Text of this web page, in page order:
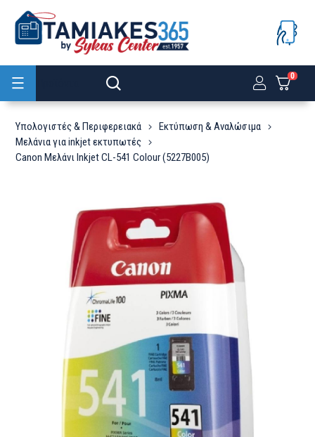
0
Υπολογιστές & Περιφερειακά
Εκτύπωση & Αναλώσιμα
Μελάνια για inkjet εκτυπωτές
Canon Μελάνι Inkjet CL-541 Colour (5227B005)